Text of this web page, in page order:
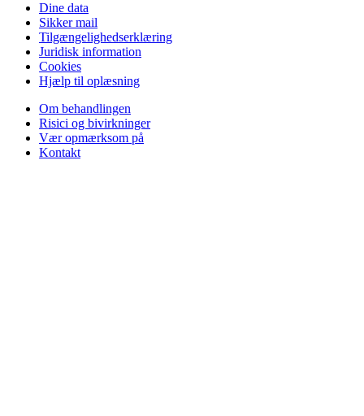
Dine data
Sikker mail
Tilgængelighedserklæring
Juridisk information
Cookies
Hjælp til oplæsning
Om behandlingen
Risici og bivirkninger
Vær opmærksom på
Kontakt